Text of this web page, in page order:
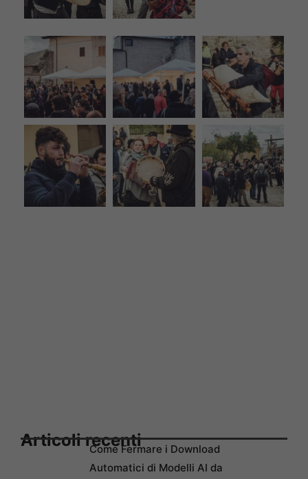
Articoli recentiCome Fermare i Download
Automatici di Modelli AI da